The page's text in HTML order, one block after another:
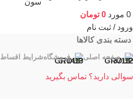
0 مورد 0 تومان
ورود / ثبت نام
دسته بندی کالاها
صفحه اصلی فروشگاهشرایط اقساط
سوالی دارید؟ تماس بگیرید